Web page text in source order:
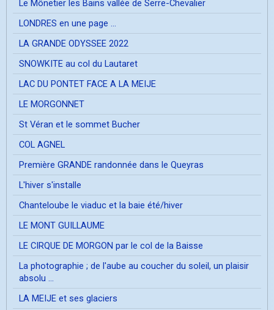
Le Mônetier les Bains vallée de Serre-Chevalier
LONDRES en une page ...
LA GRANDE ODYSSEE 2022
SNOWKITE au col du Lautaret
LAC DU PONTET FACE A LA MEIJE
LE MORGONNET
St Véran et le sommet Bucher
COL AGNEL
Première GRANDE randonnée dans le Queyras
L'hiver s'installe
Chanteloube le viaduc et la baie été/hiver
LE MONT GUILLAUME
LE CIRQUE DE MORGON par le col de la Baisse
La photographie ; de l'aube au coucher du soleil, un plaisir
absolu ...
LA MEIJE et ses glaciers